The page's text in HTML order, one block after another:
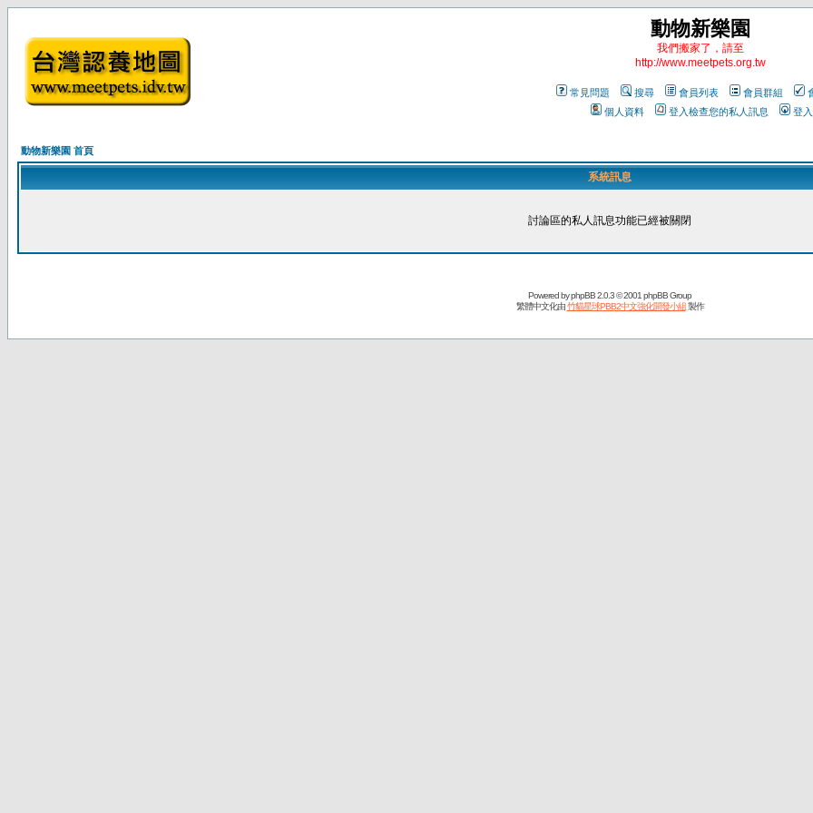
動物新樂園
我們搬家了，請至
http://www.meetpets.org.tw
常見問題 搜尋 會員列表 會員群組
個人資料
登入檢查您的私人訊息 登入
動物新樂園 首頁
系統訊息
討論區的私人訊息功能已經被關閉
Powered byphpBB2.0.3 © 2001 phpBB Group
繁體中文化由竹貓星球PBB2中文強化開發小組製作